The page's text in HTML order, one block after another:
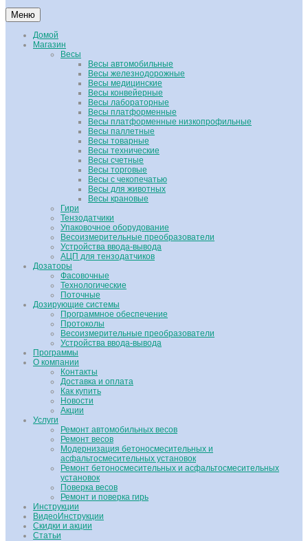
Меню
Домой
Магазин
Весы
Весы автомобильные
Весы железнодорожные
Весы медицинские
Весы конвейерные
Весы лабораторные
Весы платформенные
Весы платформенные низкопрофильные
Весы паллетные
Весы товарные
Весы технические
Весы счетные
Весы торговые
Весы с чекопечатью
Весы для животных
Весы крановые
Гири
Тензодатчики
Упаковочное оборудование
Весоизмерительные преобразователи
Устройства ввода-вывода
АЦП для тензодатчиков
Дозаторы
Фасовочные
Технологические
Поточные
Дозирующие системы
Программное обеспечение
Протоколы
Весоизмерительные преобразователи
Устройства ввода-вывода
Программы
О компании
Контакты
Доставка и оплата
Как купить
Новости
Акции
Услуги
Ремонт автомобильных весов
Ремонт весов
Модернизация бетоносмесительных и
асфальтосмесительных установок
Ремонт бетоносмесительных и асфальтосмесительных
установок
Поверка весов
Ремонт и поверка гирь
Инструкции
ВидеоИнструкции
Скидки и акции
Статьи